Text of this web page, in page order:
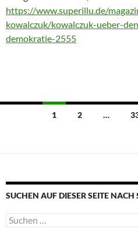
https://www.superillu.de/
kowalczuk/kowalczuk-ueber-
demokratie-2555
Beitragsnavigation
1 2 …
SUCHEN AUF DIESER SEITE
Suche
nach: